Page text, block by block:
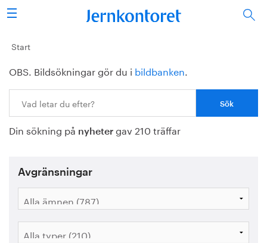
Sök
Stålindustrin
Vision 2050
Forskning/utbildning
Energi/miljö
Vi tycker
Bildbank
Start
OBS. Bildsökningar gör du i bildbanken.
Din sökning på nyheter gav 210 träffar
Avgränsningar